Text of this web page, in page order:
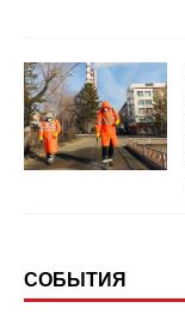
СОБЫТИЯ